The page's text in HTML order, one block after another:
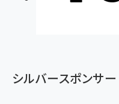
シルバースポンサー